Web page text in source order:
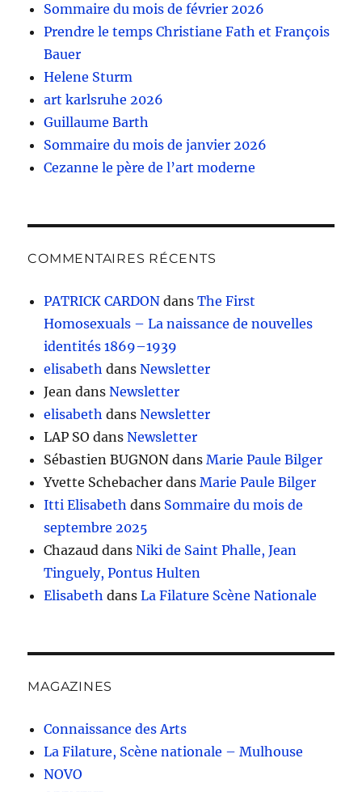
Sommaire du mois de février 2026
Prendre le temps Christiane Fath et François
Bauer
Helene Sturm
art karlsruhe 2026
Guillaume Barth
Sommaire du mois de janvier 2026
Cezanne le père de l’art moderne
COMMENTAIRES RÉCENTS
PATRICK CARDON dansThe First
Homosexuals – La naissance de nouvelles
identités 1869–1939
elisabeth dansNewsletter
Jean dansNewsletter
elisabeth dansNewsletter
LAP SO dansNewsletter
Sébastien BUGNON dansMarie Paule Bilger
Yvette Schebacher dansMarie Paule Bilger
Itti Elisabeth dans Sommaire du mois de
septembre 2025
Chazaud dansNiki de Saint Phalle, Jean
Tinguely, Pontus Hulten
Elisabeth dansLa Filature Scène Nationale
MAGAZINES
Connaissance des Arts
La Filature, Scène nationale – Mulhouse
NOVO